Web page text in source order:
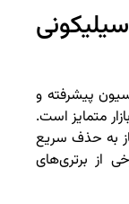
پیشرفته و
متمایز است.
به حذف سریع
از برتری‌های